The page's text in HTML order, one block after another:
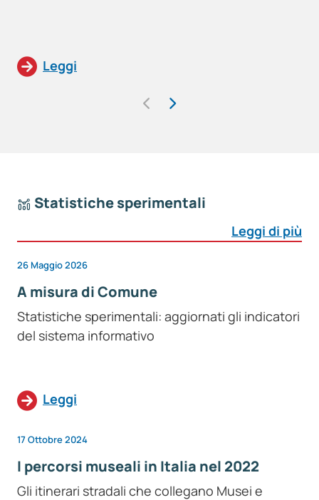
Leggi
Statistiche sperimentali
Leggi di più
26 Maggio 2026
A misura di Comune
Statistiche sperimentali: aggiornati gli indicatori
del sistema informativo
Leggi
17 Ottobre 2024
I percorsi museali in Italia nel 2022
Gli itinerari stradali che collegano Musei e